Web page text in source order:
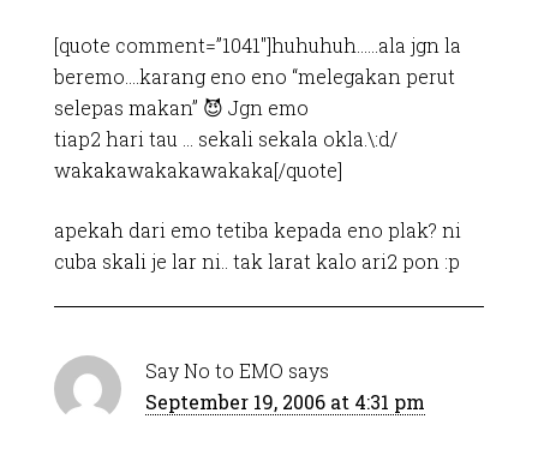
[quote comment=”1041″]huhuhuh……ala jgn la
beremo….karang eno eno “melegakan perut
selepas makan” 😈 Jgn emo
tiap2 hari tau … sekali sekala okla.\:d/
wakakawakakawakaka[/quote]
apekah dari emo tetiba kepada eno plak? ni
cuba skali je lar ni.. tak larat kalo ari2 pon :p
Say No to EMO says
September 19, 2006 at 4:31 pm